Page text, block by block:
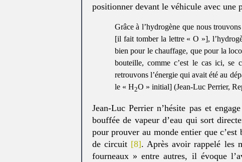
positionner devant le véhicule avec une
Grâce à l’hydrogène que nous
[il fait tomber la lettre « O »],
bien pour le chauffage, que pour la
bouteille, comme c’est le cas ici, se
retrouvons l’énergie qui avait été au
le « H2O » initial] (Jean-Luc Perrier,
Jean-Luc Perrier n’hésite pas et
bouffée de vapeur d’eau qui sort
pour prouver au monde entier que
de circuit [8]. Après avoir rappelé les
fourneaux » entre autres, il évoque